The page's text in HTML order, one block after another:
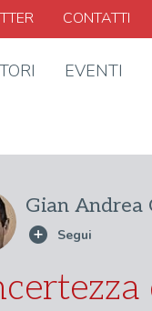
CONTATTI
EVENTI
Gian Andrea